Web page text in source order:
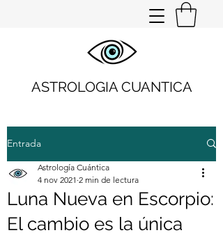
ASTROLOGIA CUANTICA
Entrada
Luna Nueva en Escorpio:
El cambio es la única
Astrología Cuántica
4 nov 2021 2 min de lectura